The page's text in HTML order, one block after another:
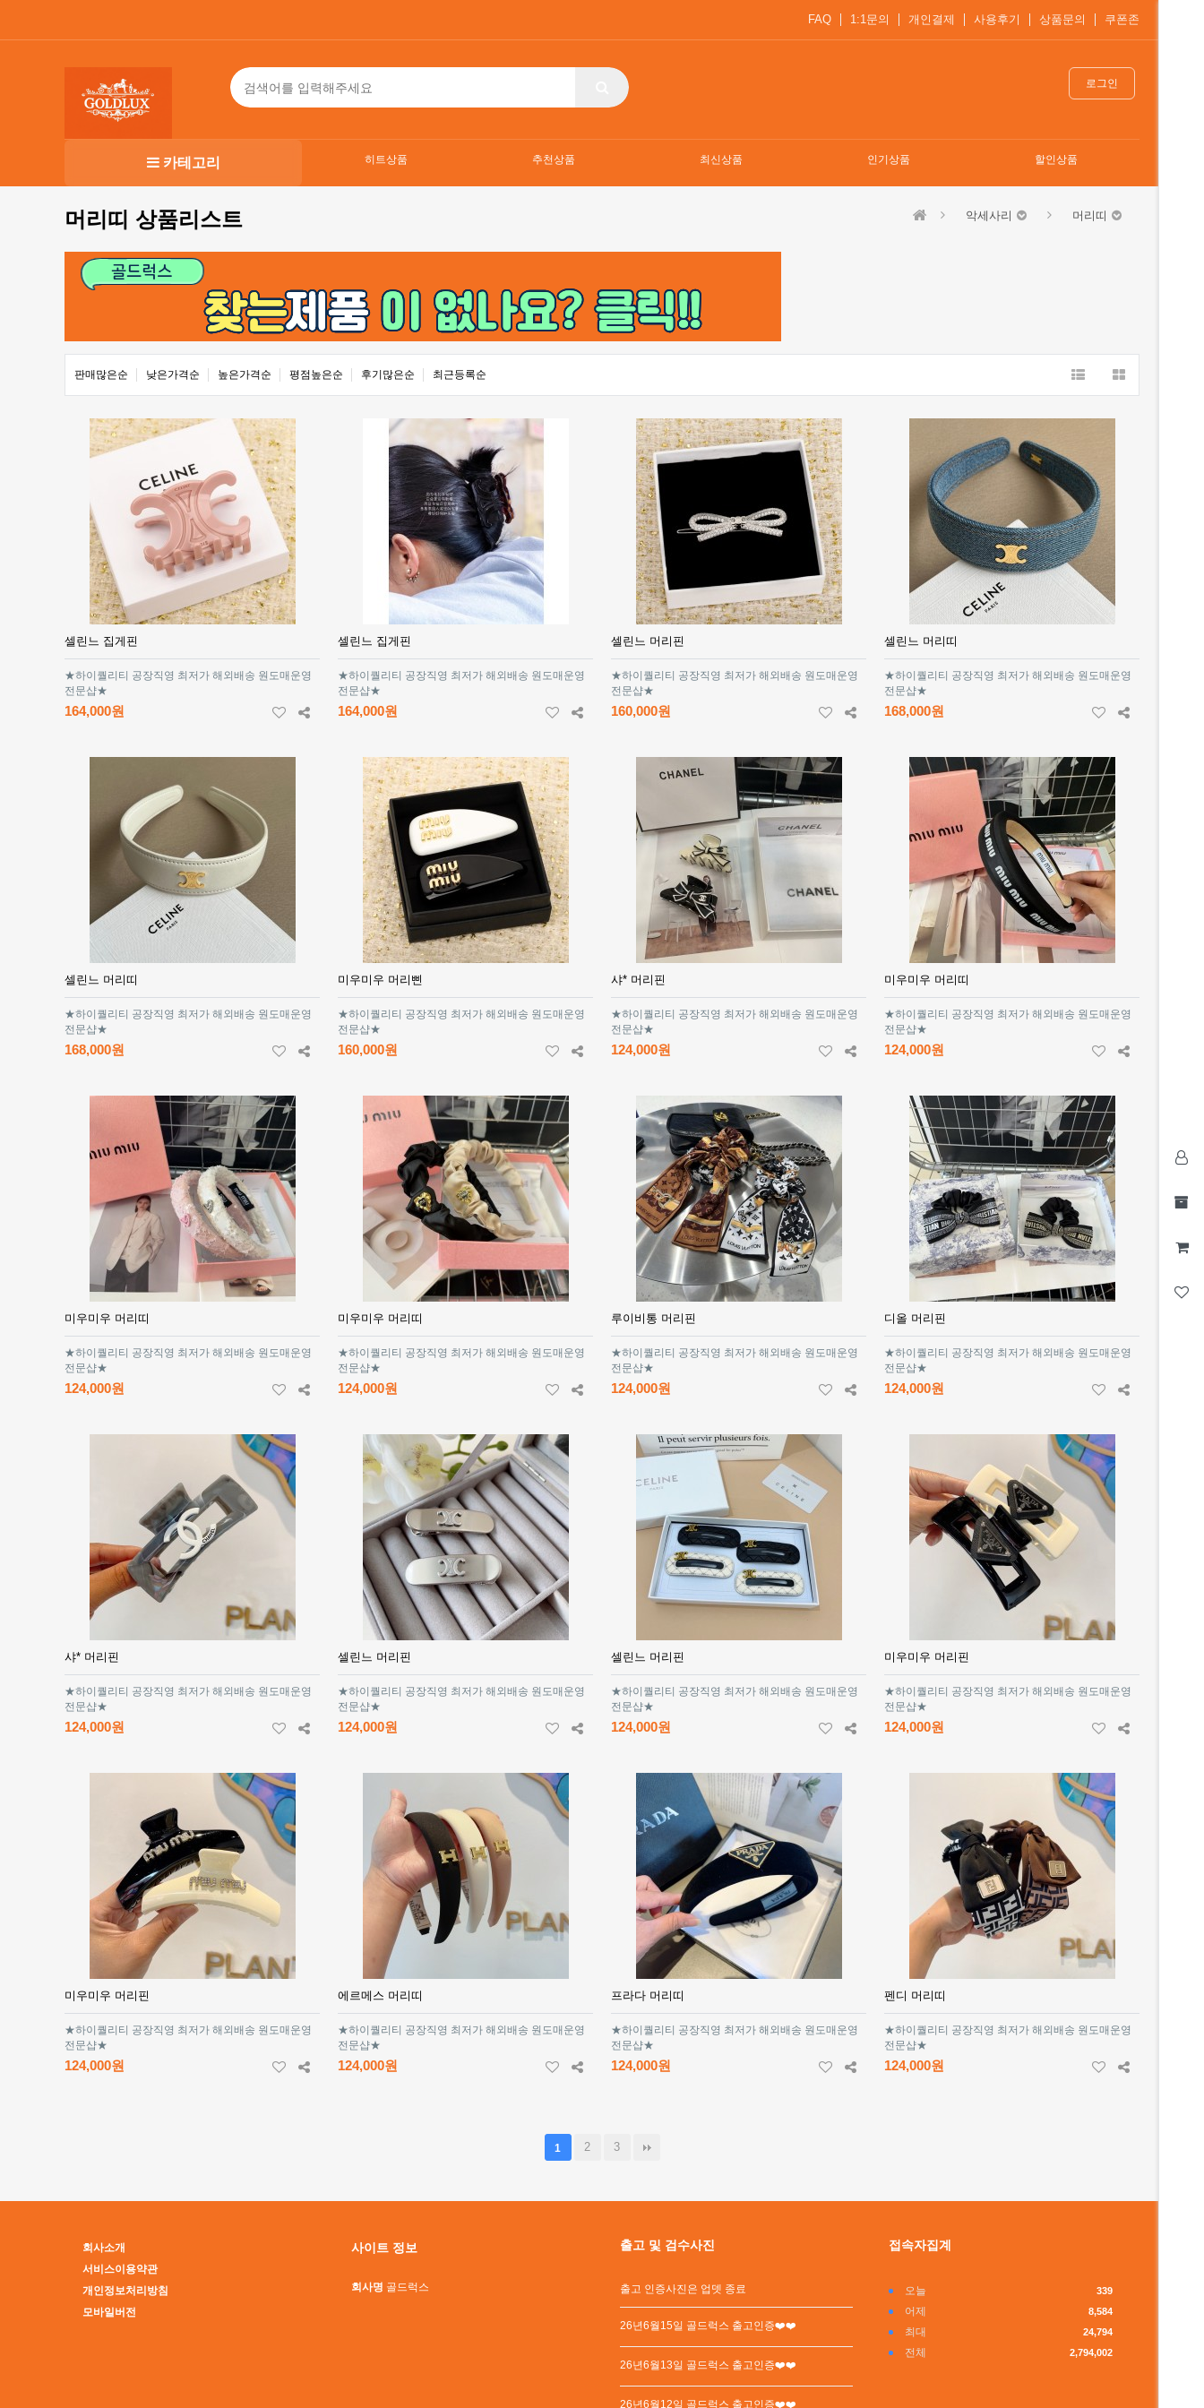
FAQ 1:1문의 개인결제 사용후기 상품문의 쿠폰존
로그인
카테고리 히트상품 추천상품 최신상품 인기상품 할인상품
머리띠 상품리스트 악세사리 머리띠
판매많은순 낮은가격순 높은가격순 평점높은순 후기많은순 최근등록순
셀린느 집게핀
★하이퀄리티 공장직영 최저가 해외배송 원도매운영
전문샵★
164,000원
셀린느 집게핀
★하이퀄리티 공장직영 최저가 해외배송 원도매운영
전문샵★
164,000원
셀린느 머리핀
★하이퀄리티 공장직영 최저가 해외배송 원도매운영
전문샵★
160,000원
셀린느 머리띠
★하이퀄리티 공장직영 최저가 해외배송 원도매운영
전문샵★
168,000원
셀린느 머리띠
★하이퀄리티 공장직영 최저가 해외배송 원도매운영
전문샵★
168,000원
미우미우 머리삔
★하이퀄리티 공장직영 최저가 해외배송 원도매운영
전문샵★
160,000원
샤* 머리핀
★하이퀄리티 공장직영 최저가 해외배송 원도매운영
전문샵★
124,000원
미우미우 머리띠
★하이퀄리티 공장직영 최저가 해외배송 원도매운영
전문샵★
124,000원
미우미우 머리띠
★하이퀄리티 공장직영 최저가 해외배송 원도매운영
전문샵★
124,000원
미우미우 머리띠
★하이퀄리티 공장직영 최저가 해외배송 원도매운영
전문샵★
124,000원
루이비통 머리핀
★하이퀄리티 공장직영 최저가 해외배송 원도매운영
전문샵★
124,000원
디올 머리핀
★하이퀄리티 공장직영 최저가 해외배송 원도매운영
전문샵★
124,000원
샤* 머리핀
★하이퀄리티 공장직영 최저가 해외배송 원도매운영
전문샵★
124,000원
셀린느 머리핀
★하이퀄리티 공장직영 최저가 해외배송 원도매운영
전문샵★
124,000원
셀린느 머리핀
★하이퀄리티 공장직영 최저가 해외배송 원도매운영
전문샵★
124,000원
미우미우 머리핀
★하이퀄리티 공장직영 최저가 해외배송 원도매운영
전문샵★
124,000원
미우미우 머리핀
★하이퀄리티 공장직영 최저가 해외배송 원도매운영
전문샵★
124,000원
에르메스 머리띠
★하이퀄리티 공장직영 최저가 해외배송 원도매운영
전문샵★
124,000원
프라다 머리띠
★하이퀄리티 공장직영 최저가 해외배송 원도매운영
전문샵★
124,000원
펜디 머리띠
★하이퀄리티 공장직영 최저가 해외배송 원도매운영
전문샵★
124,000원
1 2 3
회사소개
서비스이용약관
개인정보처리방침
모바일버전
사이트 정보
회사명 골드럭스
출고 및 검수사진
출고 인증사진은 업뎃 종료
26년6월15일 골드럭스 출고인증❤️❤️
26년6월13일 골드럭스 출고인증❤️❤️
26년6월12일 골드럭스 출고인증❤️❤️
접속자집계
오늘 339
어제 8,584
최대 24,794
전체 2,794,002